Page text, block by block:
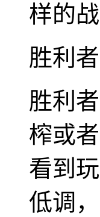
样的
胜利
胜利
榨或
看到
低调